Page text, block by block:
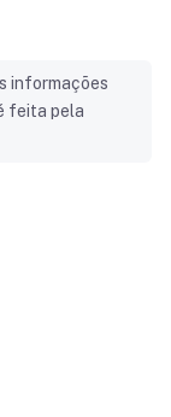
informações
feita pela